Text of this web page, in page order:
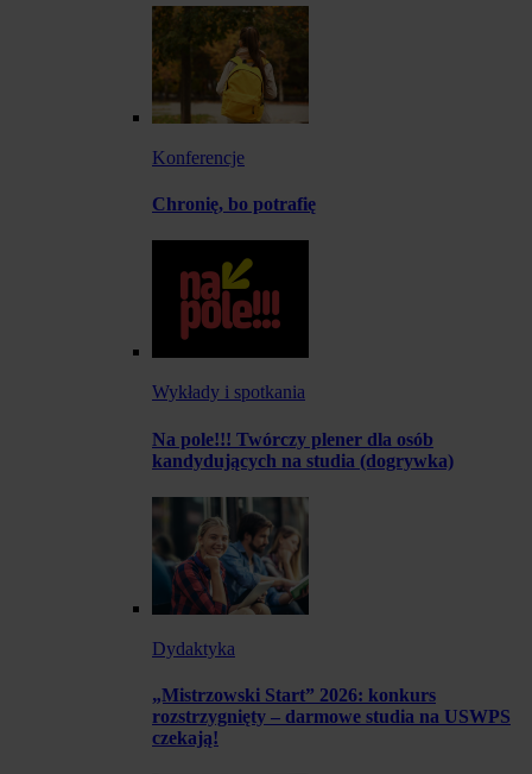
Konferencje
Chronię, bo potrafię
Wykłady i spotkania
Na pole!!! Twórczy plener dla osób
kandydujących na studia (dogrywka)
Dydaktyka
„Mistrzowski Start” 2026: konkurs
rozstrzygnięty – darmowe studia na USWPS
czekają!